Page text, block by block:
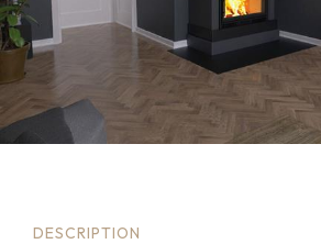
DESCRIPTION